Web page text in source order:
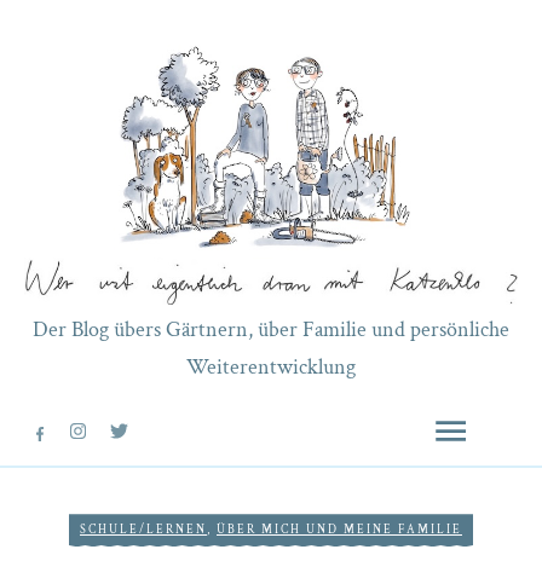
Der Blog übers Gärtnern, über Familie und persönliche
Weiterentwicklung
SCHULE/LERNEN , ÜBER MICH UND MEINE FAMILIE